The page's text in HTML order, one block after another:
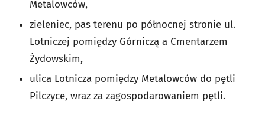
Metalowców,
zieleniec, pas terenu po północnej stronie ul.
Lotniczej pomiędzy Górniczą a Cmentarzem
Żydowskim,
ulica Lotnicza pomiędzy Metalowców do pętli
Pilczyce, wraz za zagospodarowaniem pętli.